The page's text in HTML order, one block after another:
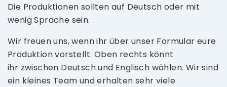
Die Produktionen sollten auf Deutsch oder mit
wenig Sprache sein.
Wir freuen uns, wenn ihr über unser Formular eure
Produktion vorstellt. Oben rechts könnt
ihr zwischen Deutsch und Englisch wählen. Wir sind
ein kleines Team und erhalten sehr viele